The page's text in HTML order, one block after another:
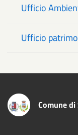
Ufficio
Ufficio
Comune